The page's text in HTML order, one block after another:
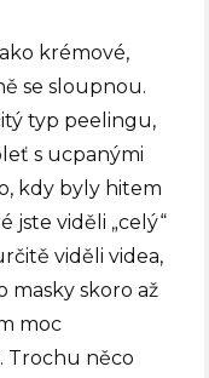
krémové,
se sloupnou.
typ peelingu,
s ucpanými
kdy byly hitem
jste viděli „celý“
viděli videa,
masky skoro až
moc
Trochu něco